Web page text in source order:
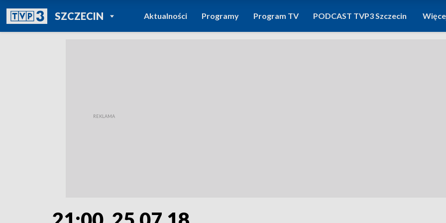
SZCZECINPOWRÓT DO
TVP REGIONY
Aktualności Programy Program TV PODCAST TVP3 Szczecin